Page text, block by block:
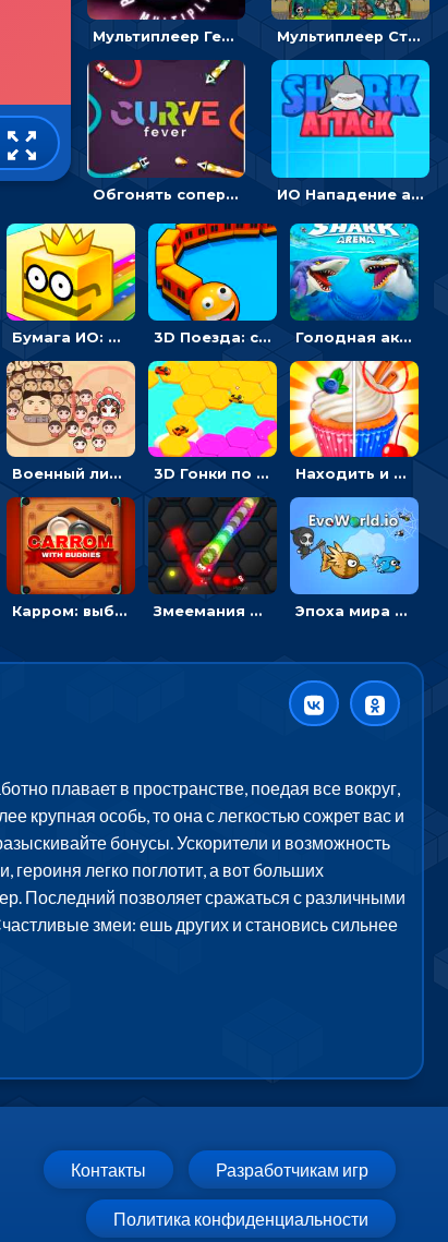
Мультиплеер Герой боулинга: ловить стрелку и запускать шар по кеглям Мультиплеер Столкновение орков: направлять воинов, чтобы покорять башню противника
Обгонять соперников и уходить от столкновения, чтобы выжить до финиша - ИО ИО Нападение акулы: плыть, чтобы есть людей
Бумага ИО: рисовать, чтобы захватить поле 3D Поезда: собирать винтики и растить состав Голодная акула: съешь, чтобы вырасти – ИО
Военный лидер: собирать и захватывать армию - для мальчиков 3D Гонки по гексаблокам: жми на газ и упади последним Находить и отмечать отличия на скорость - мультиплеер
Карром: выбей фишки и королеву - мультиплеер Змеемания ИО: ползи и разбивай врагов Эпоха мира ИО: кушай и эволюционируй
плавает в пространстве, поедая все вокруг,
крупная особь, то она с легкостью сожрет вас и
бонусы. Ускорители и возможность
легко поглотит, а вот больших
Последний позволяет сражаться с различными
змеи: ешь других и становись сильнее
Контакты Разработчикам игр
Политика конфиденциальности